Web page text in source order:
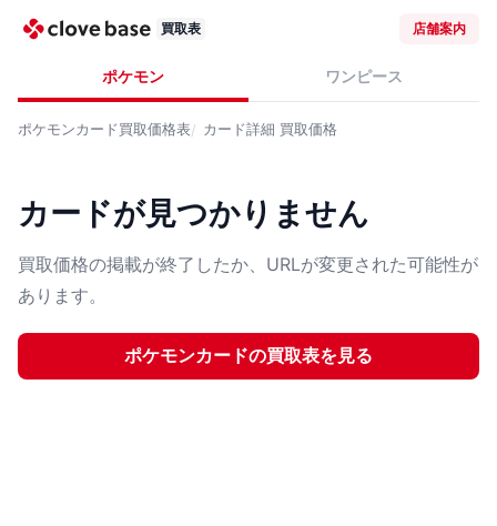
買取表 店舗案内
ポケモン ワンピース
ポケモンカード買取価格表 カード詳細 買取価格
カードが見つかりません
買取価格の掲載が終了したか、URLが変更された可能性が
あります。
ポケモンカードの買取表を見る